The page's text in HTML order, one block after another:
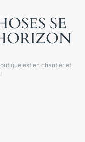
SE
est en chantier et